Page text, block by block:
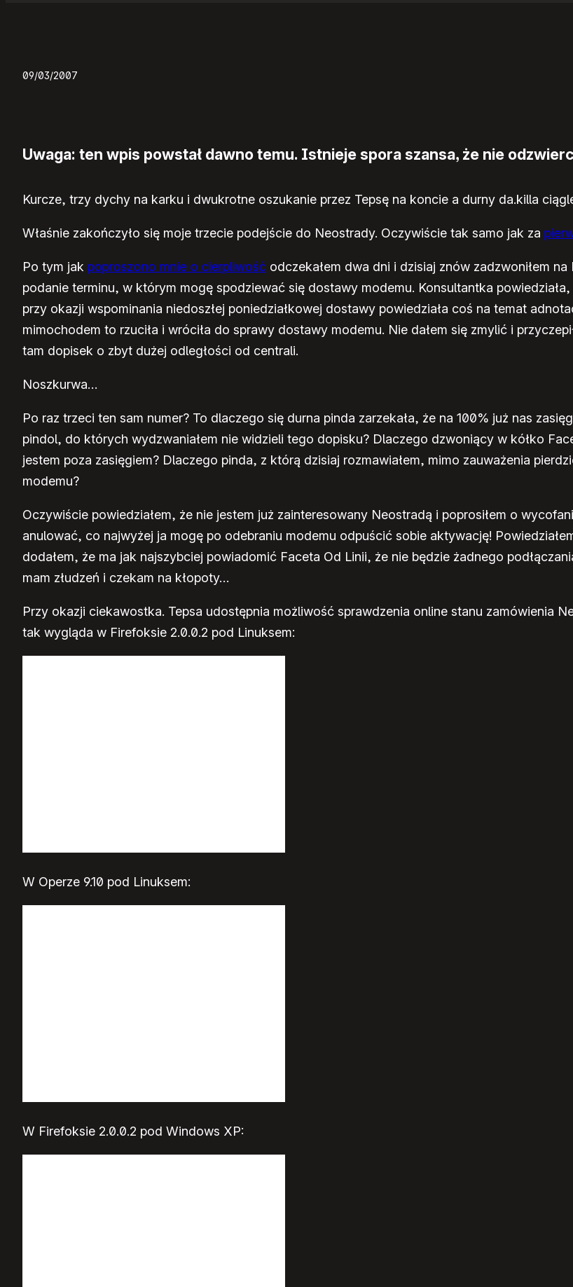
09/03/2007
Uwaga: ten wpis powstał dawno temu. Istnieje spora szansa, że nie
Kurcze, trzy dychy na karku i dwukrotne oszukanie przez Tepsę na koncie a durny da.killa
Właśnie zakończyło się moje trzecie podejście do Neostrady. Oczywiście tak samo jak za
Po tym jak poproszono mnie o cierpliwość odczekałem dwa dni i dzisiaj znów zadzwoniłem
podanie terminu, w którym mogę spodziewać się dostawy modemu. Konsultantka
przy okazji wspominania niedoszłej poniedziałkowej dostawy powiedziała coś na temat
mimochodem to rzuciła i wróciła do sprawy dostawy modemu. Nie dałem się zmylić i
tam dopisek o zbyt dużej odległości od centrali.
Noszkurwa…
Po raz trzeci ten sam numer? To dlaczego się durna pinda zarzekała, że na 100% już nas
pindol, do których wydzwaniałem nie widzieli tego dopisku? Dlaczego dzwoniący w kółko
jestem poza zasięgiem? Dlaczego pinda, z którą dzisiaj rozmawiałem, mimo zauważenia
modemu?
Oczywiście powiedziałem, że nie jestem już zainteresowany Neostradą i poprosiłem o
anulować, co najwyżej ja mogę po odebraniu modemu odpuścić sobie aktywację!
dodałem, że ma jak najszybciej powiadomić Faceta Od Linii, że nie będzie żadnego
mam złudzeń i czekam na kłopoty…
Przy okazji ciekawostka. Tepsa udostępnia możliwość sprawdzenia online stanu zamówienia
tak wygląda w Firefoksie 2.0.0.2 pod Linuksem:
W Operze 9.10 pod Linuksem:
W Firefoksie 2.0.0.2 pod Windows XP: